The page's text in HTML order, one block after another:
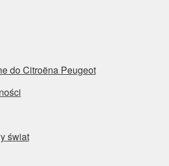
do Citroëna Peugeot
świat